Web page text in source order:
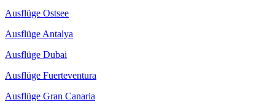
Ausflüge Ostsee
Ausflüge Antalya
Ausflüge Dubai
Ausflüge Fuerteventura
Ausflüge Gran Canaria